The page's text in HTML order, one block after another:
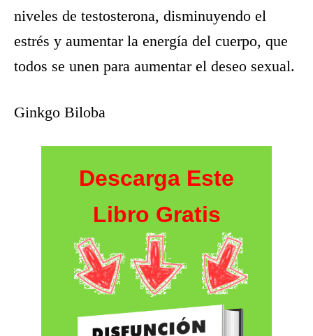
niveles de testosterona, disminuyendo el
estrés y aumentar la energía del cuerpo, que
todos se unen para aumentar el deseo sexual.
Ginkgo Biloba
Descarga Este
Libro Gratis